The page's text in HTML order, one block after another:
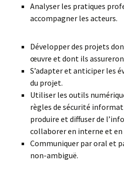
Analyser les pratiques
accompagner les acteurs.
Développer des projets
œuvre et dont ils
S’adapter et anticiper les
du projet.
Utiliser les outils
règles de sécurité
produire et diffuser de
collaborer en interne et en
Communiquer par oral et
non-ambiguë.